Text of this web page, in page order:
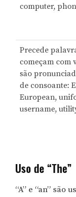
computer,
Precede
começam com
são
de consoante:
European,
username,
Uso de “The”
“A” e “an” são